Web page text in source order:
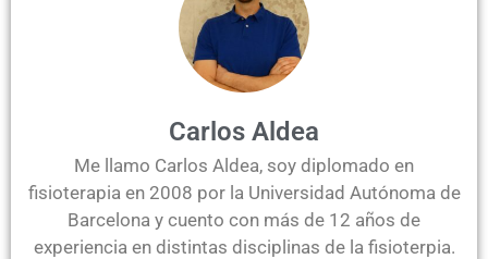
Carlos Aldea
Me llamo Carlos Aldea, soy diplomado en
fisioterapia en 2008 por la Universidad Autónoma de
Barcelona y cuento con más de 12 años de
experiencia en distintas disciplinas de la fisioterpia.